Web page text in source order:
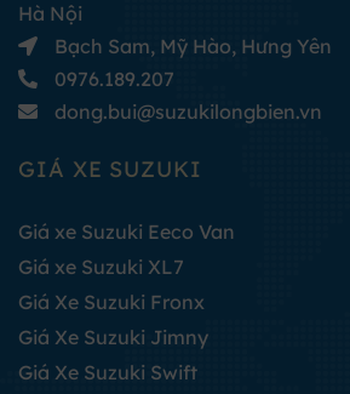
Hà Nội
Bạch Sam, Mỹ Hào, Hưng Yên
0976.189.207
dong.bui@suzukilongbien.vn
GIÁ XE SUZUKI
Giá xe Suzuki Eeco Van
Giá xe Suzuki XL7
Giá Xe Suzuki Fronx
Giá Xe Suzuki Jimny
Giá Xe Suzuki Swift